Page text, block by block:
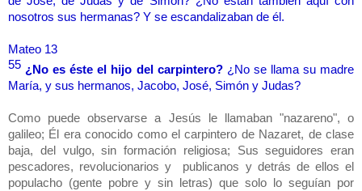
nosotros sus hermanas? Y se escandalizaban de él.
Mateo 13
55 ¿No es éste el hijo del carpintero?¿No se llama su madre
María, y sus hermanos, Jacobo, José, Simón y Judas?
Como puede observarse a Jesús le llamaban "nazareno", o
galileo; Él era conocido como el carpintero de Nazaret, de clase
baja, del vulgo, sin formación religiosa; Sus seguidores eran
pescadores, revolucionarios y publicanos y detrás de ellos el
populacho (gente pobre y sin letras) que solo lo seguían por